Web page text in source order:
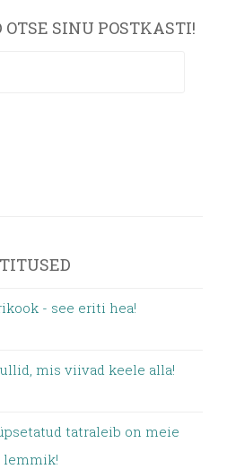
OTSE SINU POSTKASTI!
- see eriti hea!
mis viivad keele alla!
tatraleib on meie
lemmik!